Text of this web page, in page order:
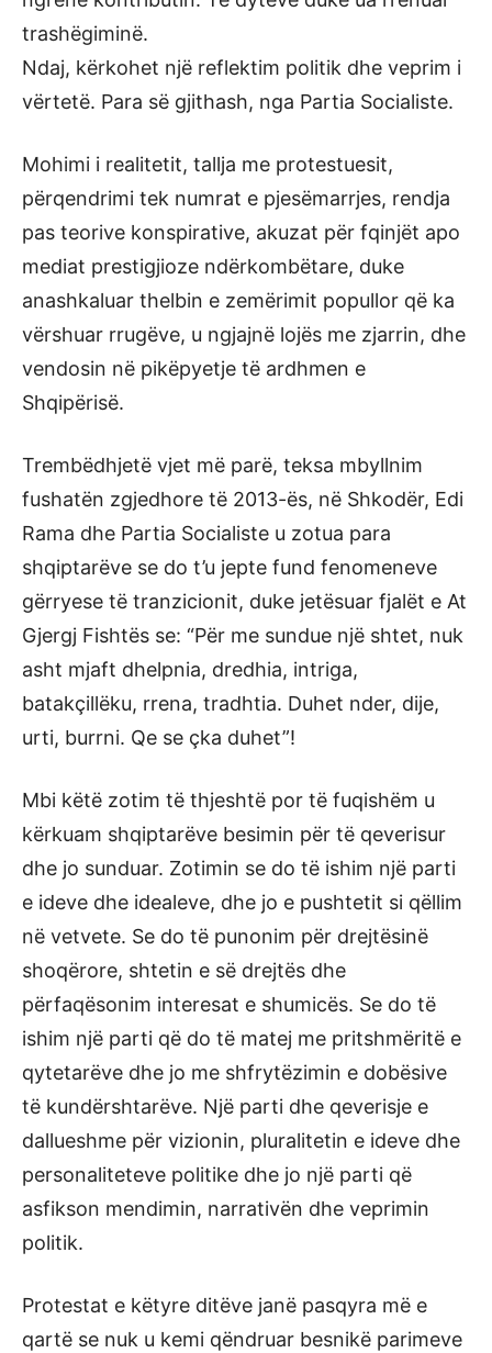
trashëgiminë.
Ndaj, kërkohet një reflektim politik dhe veprim i
vërtetë. Para së gjithash, nga Partia Socialiste.
Mohimi i realitetit, tallja me protestuesit,
përqendrimi tek numrat e pjesëmarrjes, rendja
pas teorive konspirative, akuzat për fqinjët apo
mediat prestigjioze ndërkombëtare, duke
anashkaluar thelbin e zemërimit popullor që ka
vërshuar rrugëve, u ngjajnë lojës me zjarrin, dhe
vendosin në pikëpyetje të ardhmen e
Shqipërisë.
Trembëdhjetë vjet më parë, teksa mbyllnim
fushatën zgjedhore të 2013-ës, në Shkodër, Edi
Rama dhe Partia Socialiste u zotua para
shqiptarëve se do t’u jepte fund fenomeneve
gërryese të tranzicionit, duke jetësuar fjalët e At
Gjergj Fishtës se: “Për me sundue një shtet, nuk
asht mjaft dhelpnia, dredhia, intriga,
batakçillëku, rrena, tradhtia. Duhet nder, dije,
urti, burrni. Qe se çka duhet”!
Mbi këtë zotim të thjeshtë por të fuqishëm u
kërkuam shqiptarëve besimin për të qeverisur
dhe jo sunduar. Zotimin se do të ishim një parti
e ideve dhe idealeve, dhe jo e pushtetit si qëllim
në vetvete. Se do të punonim për drejtësinë
shoqërore, shtetin e së drejtës dhe
përfaqësonim interesat e shumicës. Se do të
ishim një parti që do të matej me pritshmëritë e
qytetarëve dhe jo me shfrytëzimin e dobësive
të kundërshtarëve. Një parti dhe qeverisje e
dallueshme për vizionin, pluralitetin e ideve dhe
personaliteteve politike dhe jo një parti që
asfikson mendimin, narrativën dhe veprimin
politik.
Protestat e këtyre ditëve janë pasqyra më e
qartë se nuk u kemi qëndruar besnikë parimeve